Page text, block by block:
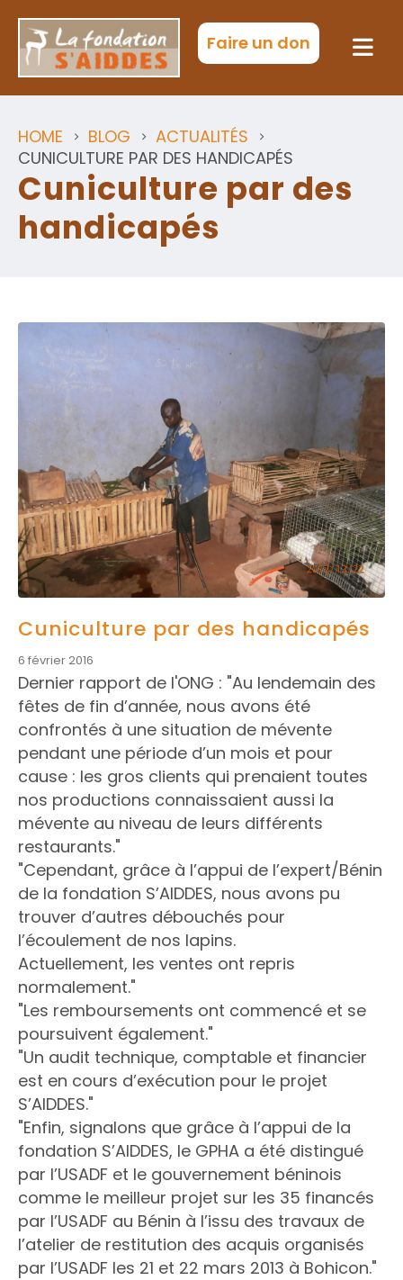
Faire un don
HOME BLOG
ACTUALITÉS
CUNICULTURE PAR DES HANDICAPÉS
Cuniculture par des
handicapés
Cuniculture par des handicapés
6 février 2016
Dernier rapport de l'ONG : "Au lendemain des
fêtes de fin d’année, nous avons été
confrontés à une situation de mévente
pendant une période d’un mois et pour
cause : les gros clients qui prenaient toutes
nos productions connaissaient aussi la
mévente au niveau de leurs différents
restaurants."
"Cependant, grâce à l’appui de l’expert/Bénin
de la fondation S’AIDDES, nous avons pu
trouver d’autres débouchés pour
l’écoulement de nos lapins.
Actuellement, les ventes ont repris
normalement."
"Les remboursements ont commencé et se
poursuivent également."
"Un audit technique, comptable et financier
est en cours d’exécution pour le projet
S’AIDDES."
"Enfin, signalons que grâce à l’appui de la
fondation S’AIDDES, le GPHA a été distingué
par l’USADF et le gouvernement béninois
comme le meilleur projet sur les 35 financés
par l’USADF au Bénin à l’issu des travaux de
l’atelier de restitution des acquis organisés
par l’USADF les 21 et 22 mars 2013 à Bohicon."